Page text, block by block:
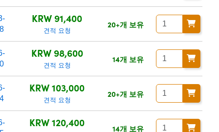
KRW 91,400
견적 요청
20+개 보유
KRW 98,600
견적 요청
14개 보유
KRW 103,000
견적 요청
20+개 보유
KRW 120,400 14개 보유